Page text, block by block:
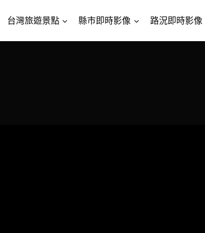
台灣旅遊景點 縣市即時影像 路況即時影像